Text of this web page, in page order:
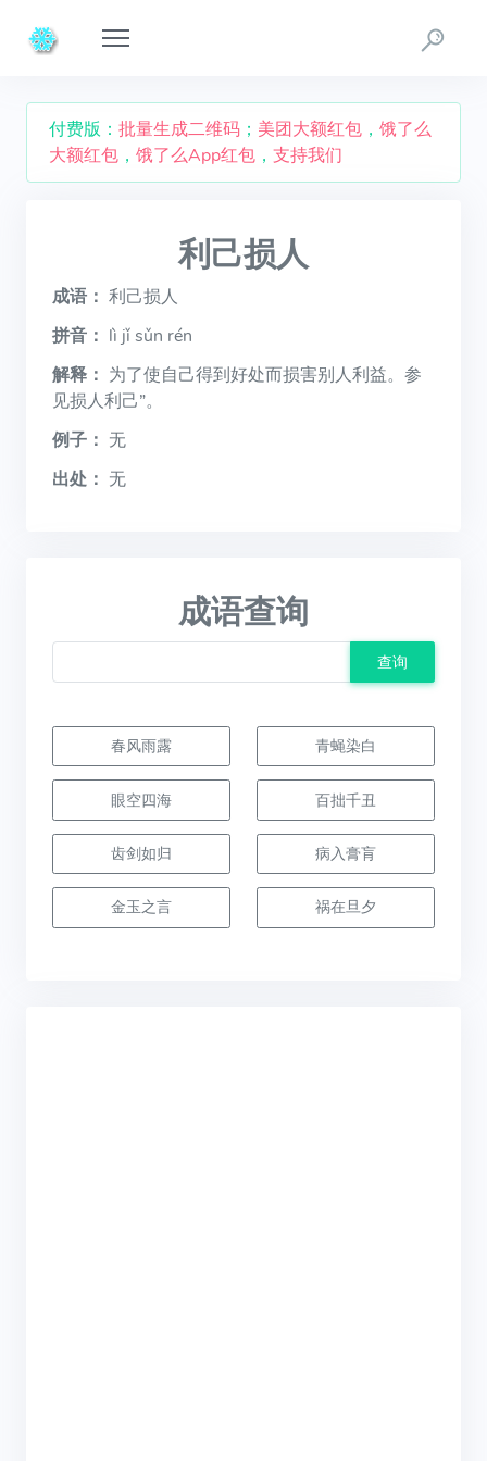
付费版： 批量生成二维码 ； 美团大额红包 ， 饿了么
大额红包 ， 饿了么App红包 ， 支持我们
利己损人
成语： 利己损人
拼音： lì jǐ sǔn rén
解释： 为了使自己得到好处而损害别人利益。参
见损人利己”。
例子： 无
出处： 无
成语查询
查询
春风雨露 青蝇染白
眼空四海 百拙千丑
齿剑如归 病入膏肓
金玉之言 祸在旦夕